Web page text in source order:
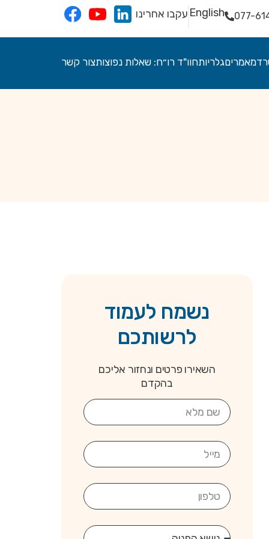
עקבו אחרינו English 077-
מאמריםגלריותחוו"ד רו״ח: שאלות נפוצותצור קשר
נשמח לעמוד
לרשותכם
השאירו פרטים ונחזור אליכם
בהקדם